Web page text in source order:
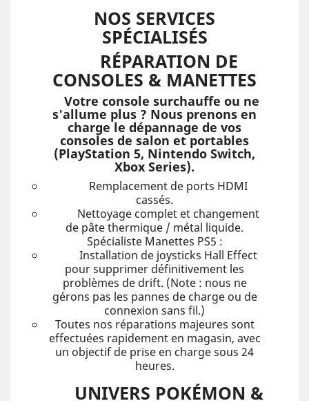
NOS SERVICES
SPÉCIALISÉS
RÉPARATION DE
CONSOLES & MANETTES
Votre console surchauffe ou ne
s'allume plus ? Nous prenons en
charge le dépannage de vos
consoles de salon et portables
(PlayStation 5, Nintendo Switch,
Xbox Series).
Remplacement de ports HDMI
cassés.
Nettoyage complet et changement
de pâte thermique / métal liquide.
Spécialiste Manettes PS5 :
Installation de joysticks Hall Effect
pour supprimer définitivement les
problèmes de drift. (Note : nous ne
gérons pas les pannes de charge ou de
connexion sans fil.)
Toutes nos réparations majeures sont
effectuées rapidement en magasin, avec
un objectif de prise en charge sous 24
heures.
UNIVERS POKÉMON &